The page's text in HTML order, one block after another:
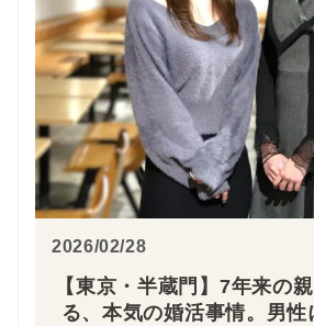
2026/02/28
【東京・半蔵門】7年来の
る、本気の婚活事情。男性